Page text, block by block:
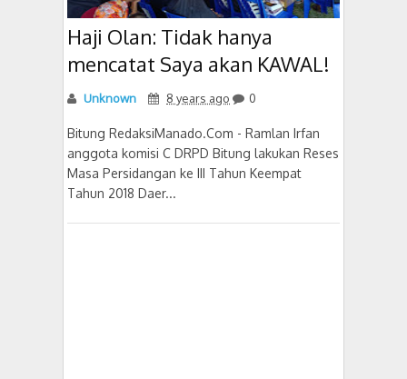
Haji Olan: Tidak hanya
mencatat Saya akan KAWAL!
Unknown 8 years ago 0
Bitung RedaksiManado.Com - Ramlan Irfan
anggota komisi C DRPD Bitung lakukan Reses
Masa Persidangan ke III Tahun Keempat
Tahun 2018 Daer...